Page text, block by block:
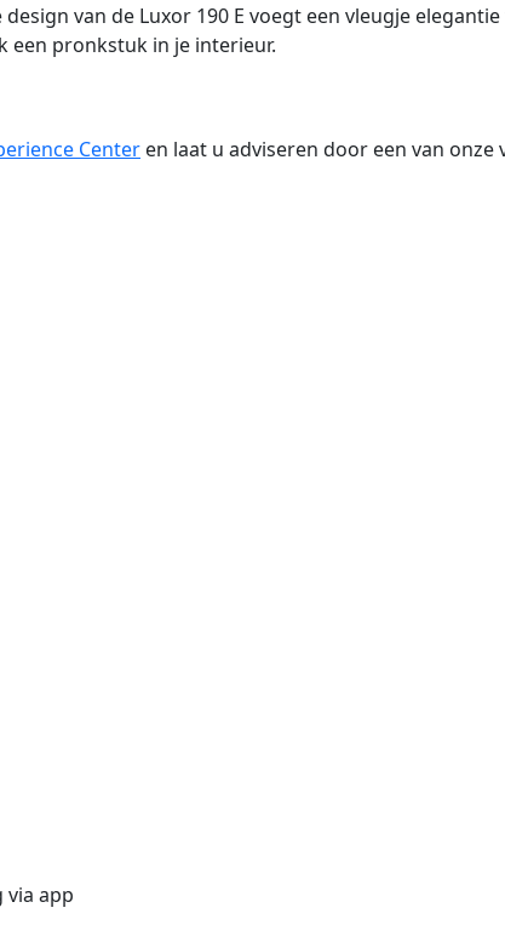
van de Luxor 190 E voegt een vleugje
een pronkstuk in je interieur.
Center en laat u adviseren door een van onze
via app